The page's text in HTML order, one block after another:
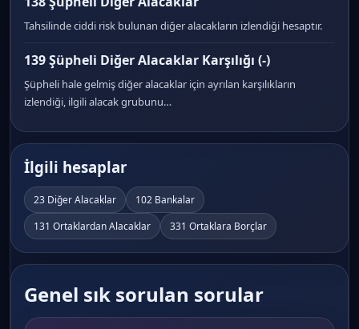
Tahsilinde ciddi risk bulunan diğer alacakların izlendiği hesaptır.
139 Şüpheli Diğer Alacaklar Karşılığı (-)
Şüpheli hale gelmiş diğer alacaklar için ayrılan karşılıkların
izlendiği, ilgili alacak grubunu…
İlgili hesaplar
23 Diğer Alacaklar
102 Bankalar
131 Ortaklardan Alacaklar
331 Ortaklara Borçlar
Genel sık sorulan sorular